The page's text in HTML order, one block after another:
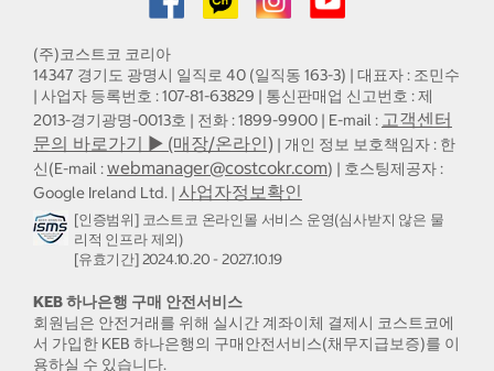
(주)코스트코 코리아
14347 경기도 광명시 일직로 40 (일직동 163-3) | 대표자 : 조민수
| 사업자 등록번호 : 107-81-63829 | 통신판매업 신고번호 : 제
2013-경기광명-0013호 | 전화 : 1899-9900 | E-mail : 고객센터
문의 바로가기 ▶ (매장/온라인) | 개인 정보 보호책임자 : 한
신(E-mail :webmanager@costcokr.com) | 호스팅제공자 :
Google Ireland Ltd. | 사업자정보확인
[인증범위] 코스트코 온라인몰 서비스 운영(심사받지 않은 물
리적 인프라 제외)
[유효기간] 2024.10.20 - 2027.10.19
KEB 하나은행 구매 안전서비스
회원님은 안전거래를 위해 실시간 계좌이체 결제시 코스트코에
서 가입한 KEB 하나은행의 구매안전서비스(채무지급보증)를 이
용하실 수 있습니다.